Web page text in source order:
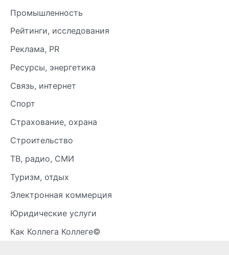
Промышленность
Рейтинги, исследования
Реклама, PR
Ресурсы, энергетика
Связь, интернет
Спорт
Страхование, охрана
Строительство
ТВ, радио, СМИ
Туризм, отдых
Электронная коммерция
Юридические услуги
Как Коллега Коллеге©